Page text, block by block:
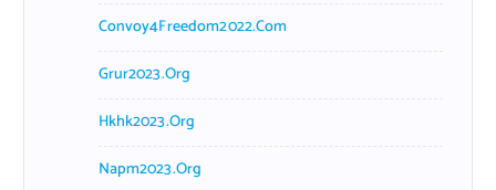
Convoy4Freedom2022.com
Grur2023.org
Hkhk2023.org
Napm2023.org